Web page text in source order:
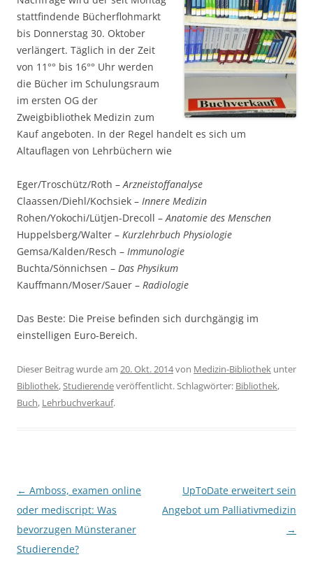
stattfindende Bücherflohmarkt
bis Donnerstag 30. Oktober
verlängert. Täglich in der Zeit
von 11°° bis 16°° Uhr werden
die Bücher im Schulungsraum
im ersten OG der
Zweigbibliothek Medizin zum
Kauf angeboten. In der Regel handelt es sich um
Altauflagen von Lehrbüchern wie
Eger/Troschütz/Roth –Arzneistoffanalyse
Claassen/Diehl/Kochsiek – Innere Medizin
Rohen/Yokochi/Lütjen-Drecoll –Anatomie des Menschen
Huppelsberg/Walter – Kurzlehrbuch Physiologie
Gemsa/Kalden/Resch – Immunologie
Buchta/Sönnichsen – Das Physikum
Kauffmann/Moser/Sauer – Radiologie
Das Beste: Die Preise befinden sich durchgängig im
einstelligen Euro-Bereich.
Dieser Beitrag wurde am 20. Okt. 2014von Medizin-Bibliothek unter
Bibliothek,Studierendeveröffentlicht. Schlagwörter: Bibliothek,
Buch, Lehrbuchverkauf.
Beitragsnavigation
← Amboss, examen online
oder mediscript: Was
bevorzugen Münsteraner
Studierende?
UpToDate erweitert sein
Angebot um Palliativmedizin
→